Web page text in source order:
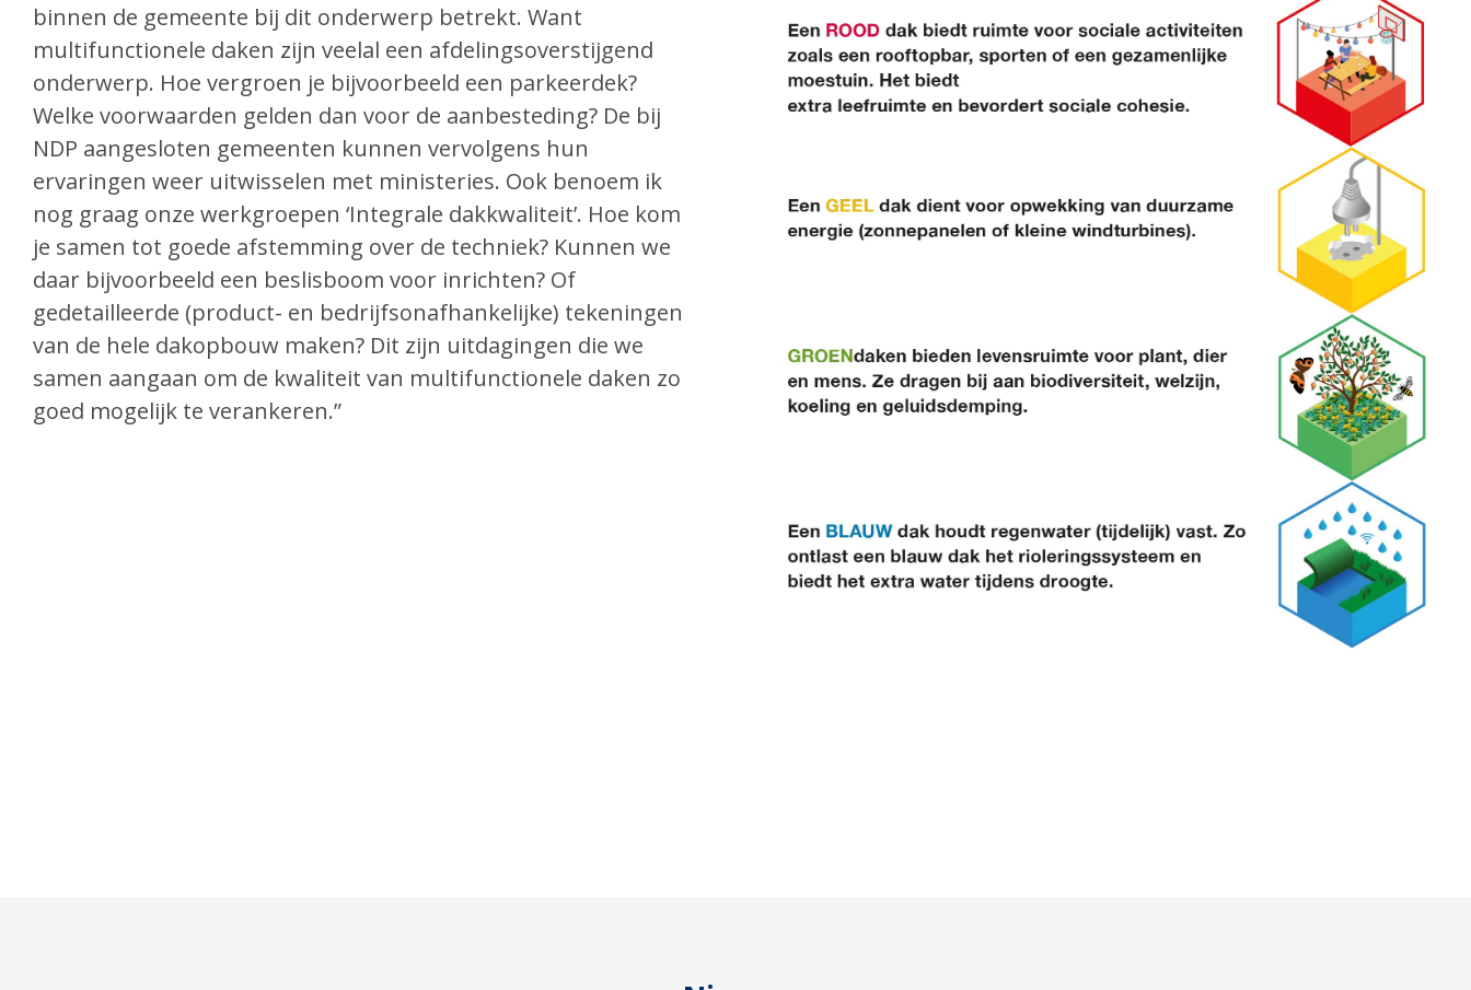
binnen de gemeente bij dit onderwerp betrekt. Want
multifunctionele daken zijn veelal een afdelingsoverstijgend
onderwerp. Hoe vergroen je bijvoorbeeld een parkeerdek?
Welke voorwaarden gelden dan voor de aanbesteding? De bij
NDP aangesloten gemeenten kunnen vervolgens hun
ervaringen weer uitwisselen met ministeries. Ook benoem ik
nog graag onze werkgroepen ‘Integrale dakkwaliteit’. Hoe kom
je samen tot goede afstemming over de techniek? Kunnen we
daar bijvoorbeeld een beslisboom voor inrichten? Of
gedetailleerde (product- en bedrijfsonafhankelijke) tekeningen
van de hele dakopbouw maken? Dit zijn uitdagingen die we
samen aangaan om de kwaliteit van multifunctionele daken zo
goed mogelijk te verankeren.”